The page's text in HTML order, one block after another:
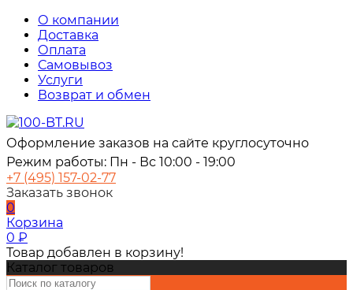
О компании
Доставка
Оплата
Самовывоз
Услуги
Возврат и обмен
Оформление заказов на сайте круглосуточно
Режим работы: Пн - Вс 10:00 - 19:00
+7 (495) 157-02-77
Заказать звонок
0
Корзина
0 ₽
Товар добавлен в корзину!
Каталог товаров